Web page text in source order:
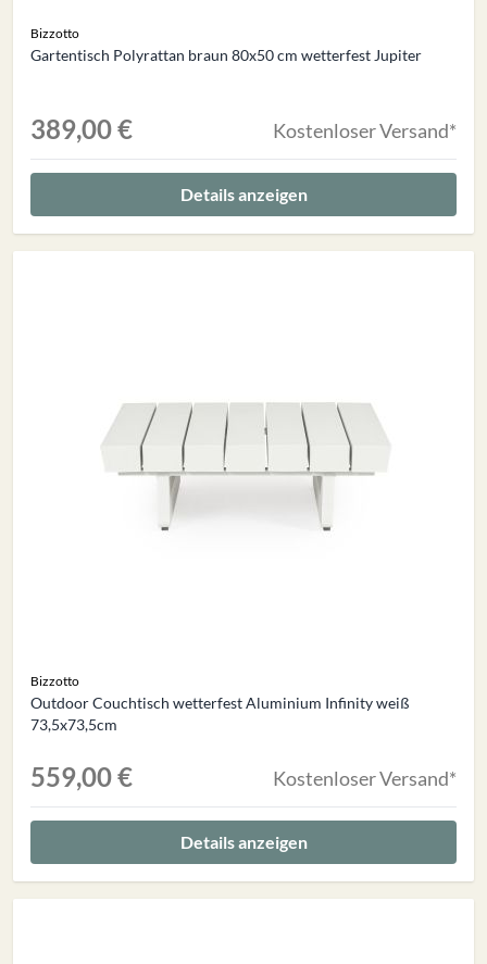
Bizzotto
Gartentisch Polyrattan braun 80x50 cm wetterfest Jupiter
389,00 € Kostenloser Versand*
Details anzeigen
Bizzotto
Outdoor Couchtisch wetterfest Aluminium Infinity weiß
73,5x73,5cm
559,00 € Kostenloser Versand*
Details anzeigen